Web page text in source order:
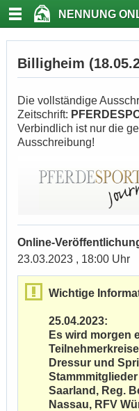
NENNUNG
Billigheim
Die vollständige
Zeitschrift:
Verbindlich ist nur die
Ausschreibung!
Online-
23.03.2023 , 18:00 Uhr
Wichtige
25.04.2023:
Es wird morgen
Dressur und
Saarland, Reg.
Nassau, RFV